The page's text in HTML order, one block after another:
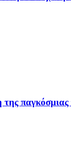
παγκόσμιας